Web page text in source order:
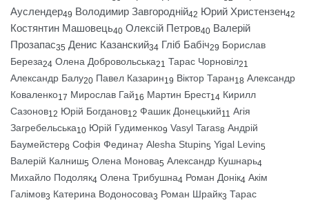
Ауслендер49 Володимир Завгородній42 Юрий Христензен42
Костянтин Машовець40 Олексій Петров40 Валерій
Прозапас35 Денис Казанский34 Гліб Бабіч29 Борислав
Береза24 Олена Добровольська21 Тарас Чорновіл21
Александр Балу20 Павел Казарин19 Віктор Таран18 Александр
Коваленко17 Мирослав Гай16 Мартин Брест14 Кирилл
Сазонов12 Юрій Богданов12 Фашик Донецький11 Агія
Загребельська10 Юрій Гудименко9 Vasyl Taras8 Андрій
Баумейстер8 Софія Федина7 Alesha Stupin5 Yigal Levin5
Валерій Калниш5 Олена Монова5 Александр Кушнарь4
Михайло Подоляк4 Олена Трибушна4 Роман Донік4 Акім
Галімов3 Катерина Водоносова3 Роман Шрайк3 Тарас